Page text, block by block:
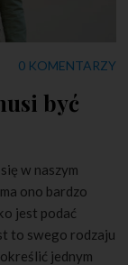
0 KOMENTARZY
być
w naszym
ono bardzo
jest podać
to swego rodzaju
jednym